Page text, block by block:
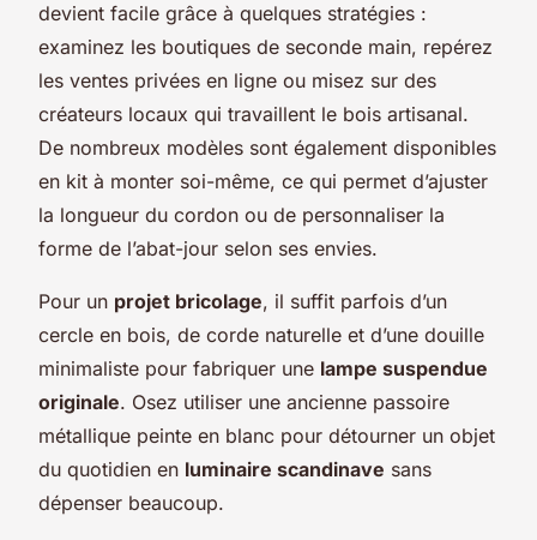
devient facile grâce à quelques stratégies :
examinez les boutiques de seconde main, repérez
les ventes privées en ligne ou misez sur des
créateurs locaux qui travaillent le bois artisanal.
De nombreux modèles sont également disponibles
en kit à monter soi-même, ce qui permet d’ajuster
la longueur du cordon ou de personnaliser la
forme de l’abat-jour selon ses envies.
Pour un projet bricolage, il suffit parfois d’un
cercle en bois, de corde naturelle et d’une douille
minimaliste pour fabriquer une lampe suspendue
originale. Osez utiliser une ancienne passoire
métallique peinte en blanc pour détourner un objet
du quotidien en luminaire scandinave sans
dépenser beaucoup.